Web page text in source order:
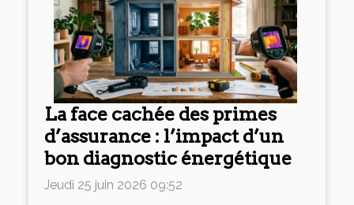
La face cachée des primes
d’assurance : l’impact d’un
bon diagnostic énergétique
Jeudi 25 juin 2026 09:52